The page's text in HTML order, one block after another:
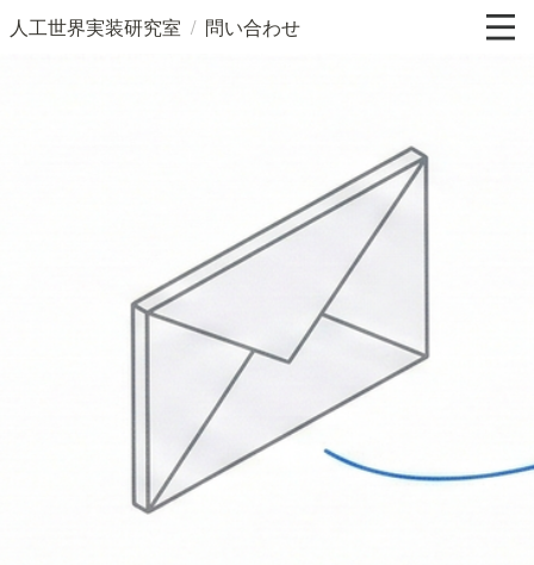
人工世界実装研究室 / 問い合わせ